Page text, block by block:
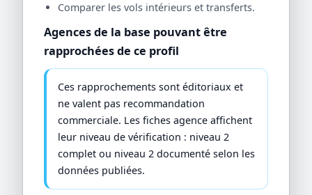
Comparer les vols intérieurs et transferts.
Agences de la base pouvant être
rapprochées de ce profil
Ces rapprochements sont éditoriaux et
ne valent pas recommandation
commerciale. Les fiches agence affichent
leur niveau de vérification : niveau 2
complet ou niveau 2 documenté selon les
données publiées.